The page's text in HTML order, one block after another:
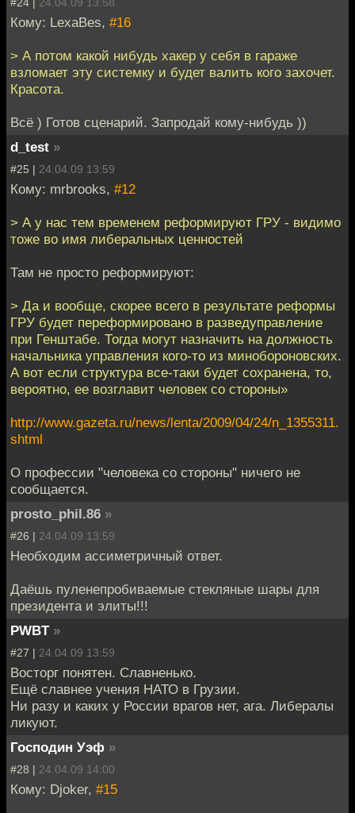
Кому: LexaBes, #16
> А потом какой нибудь хакер у себя в гараже
взломает эту системку и будет валить кого захочет.
Красота.
Всё ) Готов сценарий. Запродай кому-нибудь ))
d_test »
#25 | 24.04.09 13:59
Кому: mrbrooks, #12
> А у нас тем временем реформируют ГРУ - видимо
тоже во имя либеральных ценностей
Там не просто реформируют:
> Да и вообще, скорее всего в результате реформы
ГРУ будет переформировано в разведуправление
при Генштабе. Тогда могут назначить на должность
начальника управления кого-то из минобороновских.
А вот если структура все-таки будет сохранена, то,
вероятно, ее возглавит человек со стороны»
http://www.gazeta.ru/news/lenta/2009/04/24/n_1355311.
shtml
О профессии "человека со стороны" ничего не
сообщается.
prosto_phil.86 »
#26 | 24.04.09 13:59
Необходим ассиметричный ответ.
Даёшь пуленепробиваемые стекляные шары для
президента и элиты!!!
PWBT »
#27 | 24.04.09 13:59
Восторг понятен. Славненько.
Ещё славнее учения НАТО в Грузии.
Ни разу и каких у России врагов нет, ага. Либералы
ликуют.
Господин Уэф »
#28 | 24.04.09 14:00
Кому: Djoker, #15